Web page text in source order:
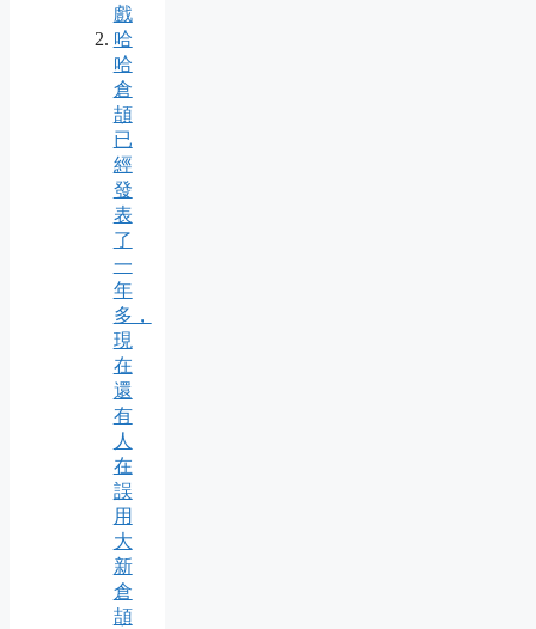
戲
哈
哈
倉
頡
已
經
發
表
了
一
年
多，
現
在
還
有
人
在
誤
用
大
新
倉
頡